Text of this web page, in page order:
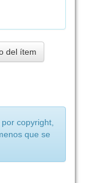
del ítem
copyright,
que se